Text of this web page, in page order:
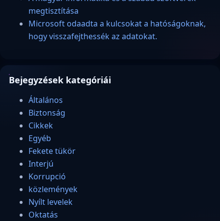
megtisztítása
Microsoft odaadta a kulcsokat a hatóságoknak,
hogy visszafejthessék az adatokat.
Bejegyzések kategóriái
Általános
Biztonság
Cikkek
Egyéb
Fekete tükör
Interjú
Korrupció
közlemények
Nyílt levelek
Oktatás